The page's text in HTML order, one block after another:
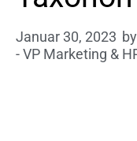
Januar 30, 2023 by
- VP Marketing &